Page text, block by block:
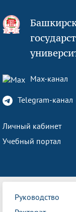
Max-канал
Telegram-канал
Личный кабинет
Учебный портал
Руководство